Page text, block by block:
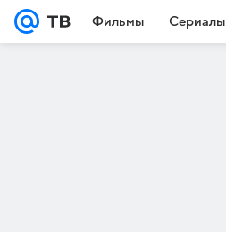
Фильмы Сериалы